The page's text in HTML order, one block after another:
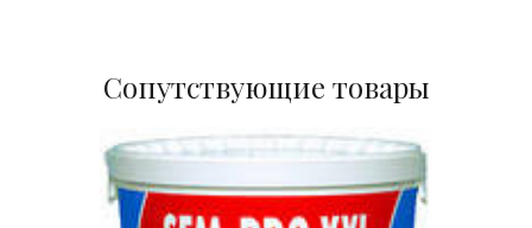
Сопутствующие товары